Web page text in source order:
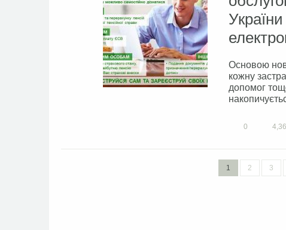
Основою
кожну
допомог
0
1 2 3